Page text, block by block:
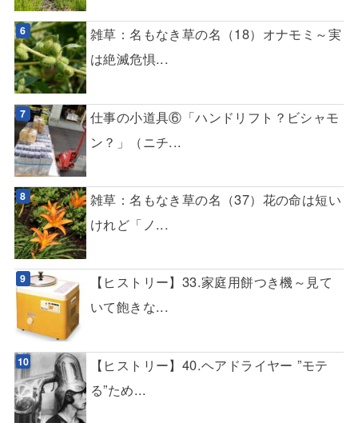
雑草：名もなき草の名（18）オナモミ～実
は絶滅危惧...
仕事の小道具⑥「ハンドリフト？ビシャモ
ン？」（ニチ...
雑草：名もなき草の名（37）花の命は短い
けれど「ノ...
【ヒストリー】33.家庭用餅つき機～見て
いて飽きな...
【ヒストリー】40.ヘアドライヤー ”モテ
る”ため...